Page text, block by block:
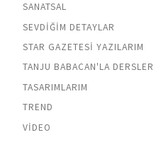
SANATSAL
SEVDIĞIM DETAYLAR
STAR GAZETESI YAZILARIM
TANJU BABACAN'LA DERSLER
TASARIMLARIM
TREND
VIDEO